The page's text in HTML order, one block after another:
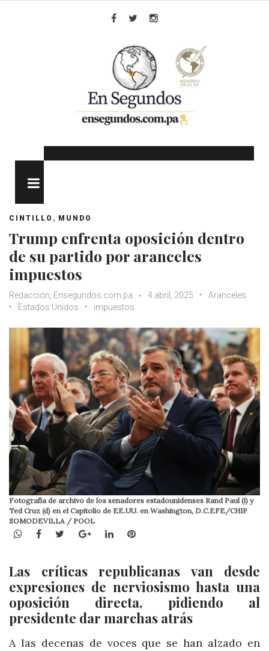
CINTILLO , MUNDO
Trump enfrenta oposición dentro
de su partido por aranceles
impuestos
Redacción, Ensegundos.com.pa 4 abril, 2025
Aranceles
Estados Unidos
impuestos
Fotografía de archivo de los senadores estadounidenses Rand Paul (i) y
Ted Cruz (d) en el Capitolio de EE.UU. en Washington, D.C.EFE/CHIP
SOMODEVILLA / POOL
WhatsApp
Facebook
TwitterGoogle+LinkedInPinterest
Las críticas republicanas van desde
expresiones de nerviosismo hasta una
oposición directa, pidiendo al
presidente dar marchas atrás
A las decenas de voces que se han alzado en